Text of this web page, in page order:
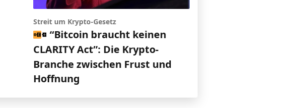
Streit um Krypto-Gesetz
“Bitcoin braucht keinen
CLARITY Act”: Die Krypto-
Branche zwischen Frust und
Hoffnung